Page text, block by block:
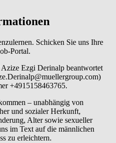
Schicken Sie uns Ihre
Portal.
Ezgi Derinalp beantwortet
+4915158463765.
– unabhängig von
und sozialer Herkunft,
Alter sowie sexueller
im Text auf die männlichen
zu erleichtern.